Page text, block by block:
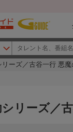
ーズ／古谷一行 悪魔
リーズ／